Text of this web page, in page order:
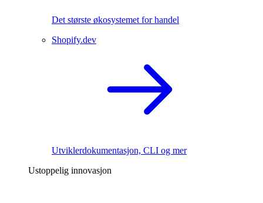
Det største økosystemet for handel
Shopify.dev
Utviklerdokumentasjon, CLI og mer
Ustoppelig innovasjon